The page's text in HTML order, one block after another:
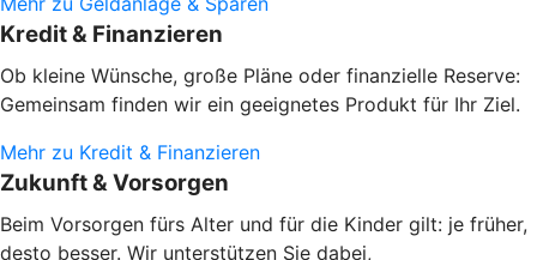
Kredit & Finanzieren
Ob kleine Wünsche, große Pläne oder finanzielle Reserve:
Gemeinsam finden wir ein geeignetes Produkt für Ihr Ziel.
Mehr zu Kredit & Finanzieren
Zukunft & Vorsorgen
Beim Vorsorgen fürs Alter und für die Kinder gilt: je früher,
desto besser. Wir unterstützen Sie dabei,